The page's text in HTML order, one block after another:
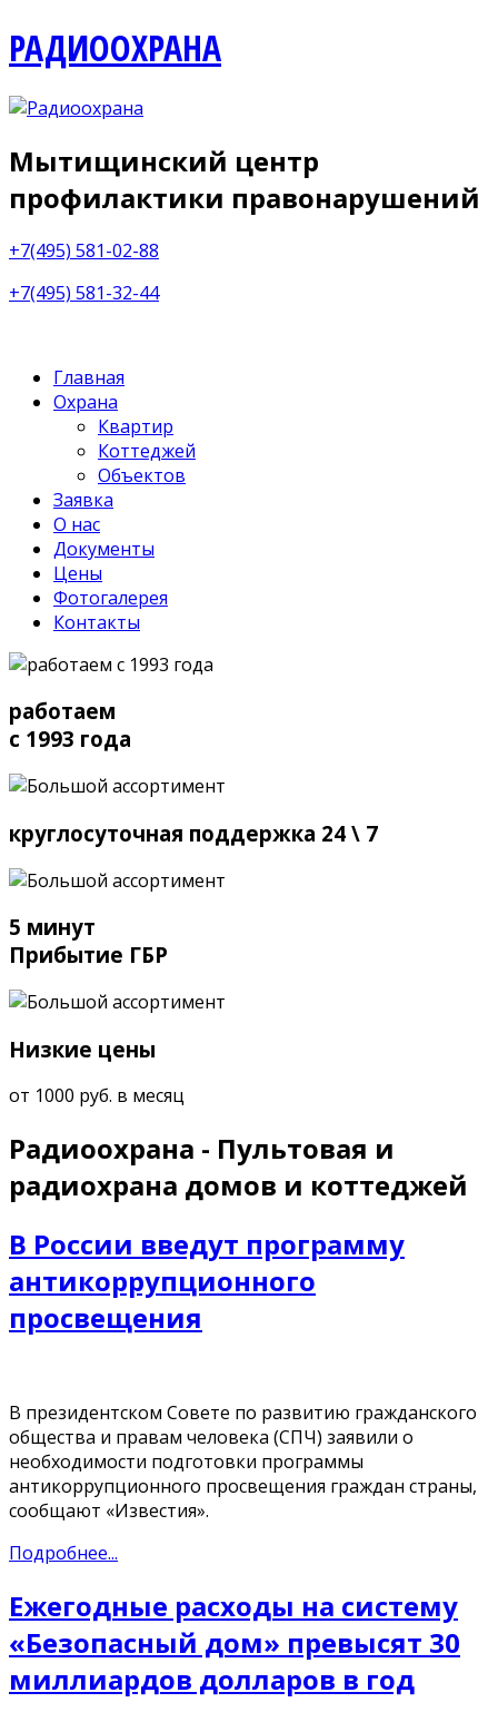
РАДИООХРАНА
Мытищинский центр
профилактики правонарушений
+7(495) 581-02-88
+7(495) 581-32-44
Главная
Охрана
Квартир
Коттеджей
Объектов
Заявка
О нас
Документы
Цены
Фотогалерея
Контакты
работаем
с 1993 года
круглосуточная поддержка 24 \ 7
5 минут
Прибытие ГБР
Низкие цены
от 1000 руб. в месяц
Радиоохрана - Пультовая и
радиохрана домов и коттеджей
В России введут программу
антикоррупционного
просвещения
В президентском Совете по развитию гражданского
общества и правам человека (СПЧ) заявили о
необходимости подготовки программы
антикоррупционного просвещения граждан страны,
сообщают «Известия».
Подробнее...
Ежегодные расходы на систему
«Безопасный дом» превысят 30
миллиардов долларов в год